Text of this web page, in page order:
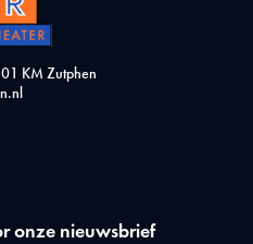
KM Zutphen
onze nieuwsbrief